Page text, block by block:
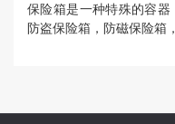
保险箱是一种特殊的容
防盗保险箱，防磁保险箱